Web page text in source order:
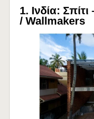
1. Ινδία:
/ Wallmakers